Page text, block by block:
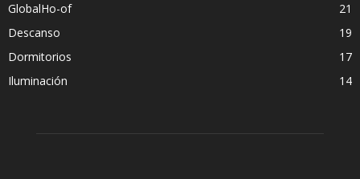
GlobalHo-of
21
Descanso
19
Dormitorios
17
Iluminación
14